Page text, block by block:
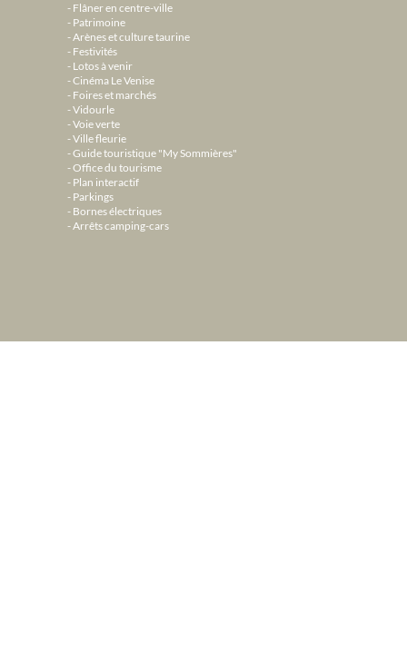
Flâner en centre-ville
Patrimoine
Arènes et culture taurine
Festivités
Lotos à venir
Cinéma Le Venise
Foires et marchés
Vidourle
Voie verte
Ville fleurie
Guide touristique "My Sommières"
Office du tourisme
Plan interactif
Parkings
Bornes électriques
Arrêts camping-cars